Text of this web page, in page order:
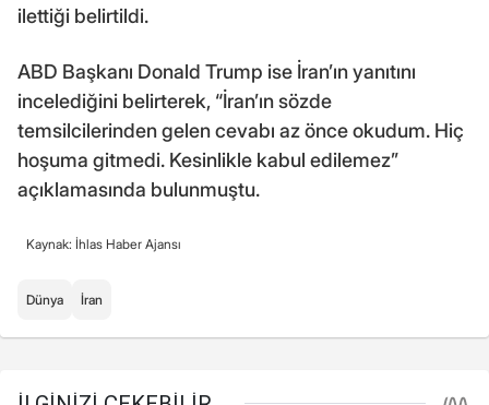
ilettiği belirtildi.
ABD Başkanı Donald Trump ise İran’ın yanıtını
incelediğini belirterek, “İran’ın sözde
temsilcilerinden gelen cevabı az önce okudum. Hiç
hoşuma gitmedi. Kesinlikle kabul edilemez”
açıklamasında bulunmuştu.
Kaynak: İhlas Haber Ajansı
Dünya İran